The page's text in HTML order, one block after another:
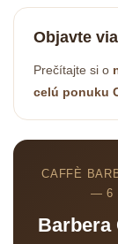
Objavte
Prečítajte si o
celú ponuku
CAFFÈ
— 6
Barbera